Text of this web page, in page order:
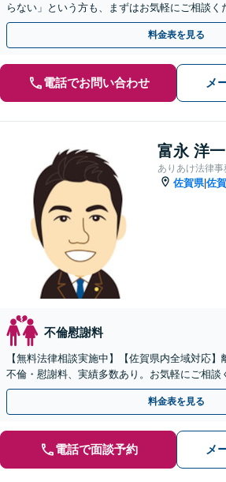
らない」という方も、まずはお気軽にご相談く
た解決を目指します！
料金表を見る
電話でお問い合わせ メ
富永 洋一
ありあけ法律事
佐賀県|佐
不倫慰謝料
【無料法律相談実施中】【佐賀県内全域対応】
不倫・慰謝料、実績多数あり。お気軽にご相談
料金表を見る
電話で面談予約 メ